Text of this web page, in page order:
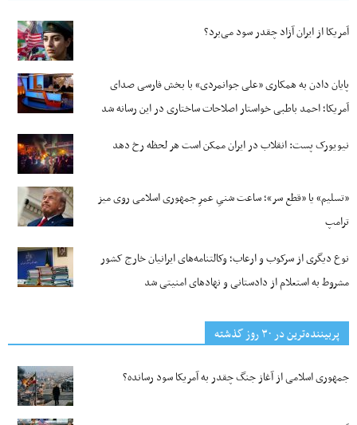
آمریکا از ایران آزاد چقدر سود می‌برد؟
پایان دادن به همکاری «علی جوانمردی» با بخش فارسی صدای
آمریکا؛ احمد باطبی خواستار اصلاحات ساختاری در این رسانه شد
نیویورک پست: انقلاب در ایران ممکن است هر لحظه رخ دهد
«تسلیم» یا «قطع سر»؛ ساعت شنیِ عمرِ جمهوری اسلامی روی میز
ترامپ
نوع دیگری از سرکوب و ارعاب؛ وکالتنامه‌های ایرانیان خارج کشور
مشروط به استعلام از دادستانی و نهادهای امنیتی شد
پربیننده‌ترین‌ در ۳۰ روز گذشته
جمهوری اسلامی از آغاز جنگ چقدر به آمریکا سود رسانده؟